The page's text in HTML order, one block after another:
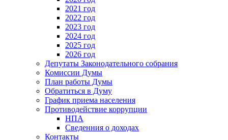
2021 год
2022 год
2023 год
2024 год
2025 год
2026 год
Депутаты Законодательного собрания
Комиссии Думы
План работы Думы
Обратиться в Думу
График приема населения
Противодействие коррупции
НПА
Сведенния о доходах
Контакты